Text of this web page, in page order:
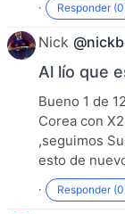
· Responder
Nick
Al lío que
Bueno 1 de
Corea con
,seguimos
esto de
· Responder